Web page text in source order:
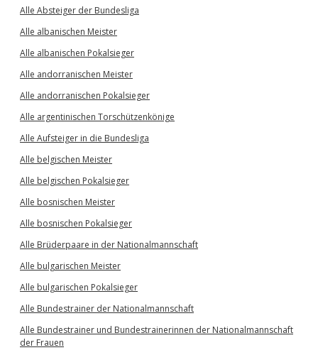
Alle Absteiger der Bundesliga
Alle albanischen Meister
Alle albanischen Pokalsieger
Alle andorranischen Meister
Alle andorranischen Pokalsieger
Alle argentinischen Torschützenkönige
Alle Aufsteiger in die Bundesliga
Alle belgischen Meister
Alle belgischen Pokalsieger
Alle bosnischen Meister
Alle bosnischen Pokalsieger
Alle Brüderpaare in der Nationalmannschaft
Alle bulgarischen Meister
Alle bulgarischen Pokalsieger
Alle Bundestrainer der Nationalmannschaft
Alle Bundestrainer und Bundestrainerinnen der Nationalmannschaft
der Frauen